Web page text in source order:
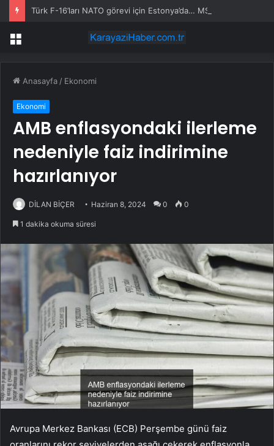
Menü
Anasayfa / Ekonomi
Ekonomi
AMB enflasyondaki ilerleme
nedeniyle faiz indirimine
hazırlanıyor
DİLAN BİÇER Haziran 8, 2024 0 0
1 dakika okuma süresi
Avrupa Merkez Bankası (ECB) Perşembe günü faiz